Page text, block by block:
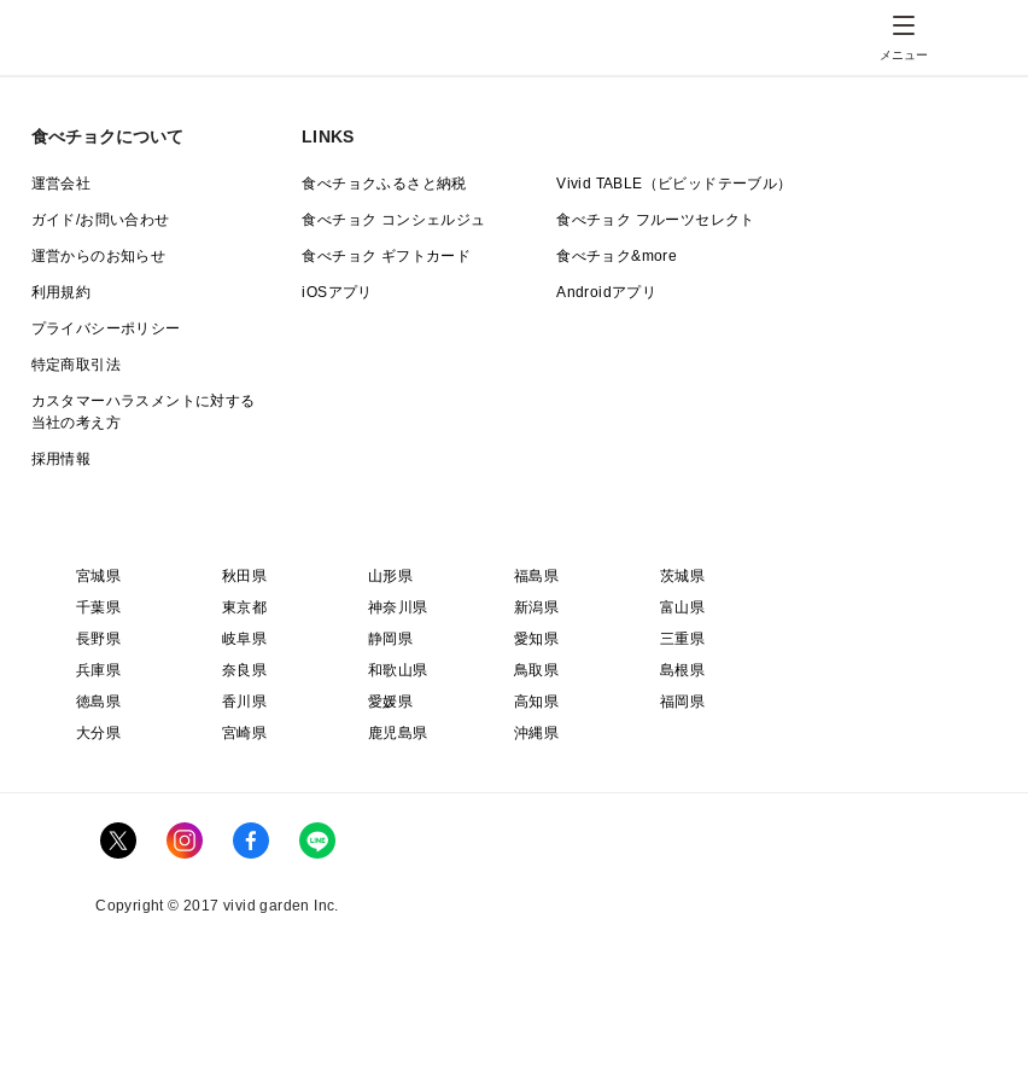
メニュー
食べチョクについて
運営会社
ガイド/お問い合わせ
運営からのお知らせ
利用規約
プライバシーポリシー
特定商取引法
カスタマーハラスメントに対する
当社の考え方
採用情報
LINKS
食べチョクふるさと納税 Vivid TABLE（ビビッドテーブル）
食べチョク コンシェルジュ 食べチョク フルーツセレクト
食べチョク ギフトカード 食べチョク&more
iOSアプリ Androidアプリ
宮城県 秋田県 山形県 福島県
茨城県
千葉県 東京都 神奈川県 新潟県
富山県
長野県 岐阜県 静岡県 愛知県
三重県
兵庫県 奈良県 和歌山県 鳥取県
島根県
徳島県 香川県 愛媛県 高知県
福岡県
大分県 宮崎県 鹿児島県 沖縄県
Copyright © 2017 vivid garden Inc.